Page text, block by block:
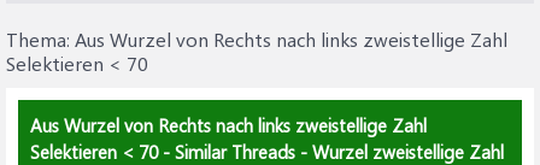
Thema: Aus Wurzel von Rechts nach links zweistellige Zahl
Selektieren < 70
Aus Wurzel von Rechts nach links zweistellige Zahl
Selektieren < 70 - Similar Threads - Wurzel zweistellige Zahl